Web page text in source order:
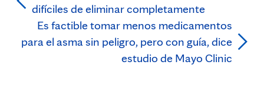
difíciles de eliminar completamente
Es factible tomar menos medicamentos
para el asma sin peligro, pero con guía, dice
estudio de Mayo Clinic